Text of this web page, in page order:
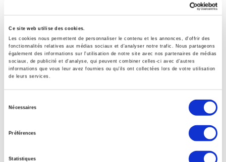
Ce site web utilise des cookies.
Les cookies nous permettent de personnaliser le contenu et les annonces, d'offrir des
fonctionnalités relatives aux médias sociaux et d'analyser notre trafic. Nous partageons
également des informations sur l'utilisation de notre site avec nos partenaires de médias
sociaux, de publicité et d'analyse, qui peuvent combiner celles-ci avec d'autres
informations que vous leur avez fournies ou qu'ils ont collectées lors de votre utilisation
de leurs services.
Nécessaires
Préférences
Statistiques
Nous remercions nos collaborateurs, clients,
fournisseurs et partenaires qui contribuent chaque
jour à nous faire progresser sur cette voie.
Pour en savoir plus sur la certification EcoVadis et